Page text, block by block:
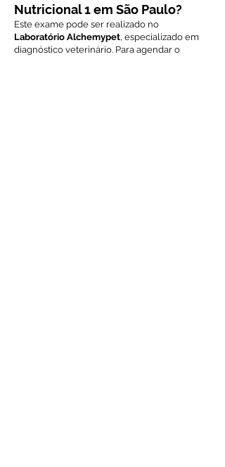
Nutricional 1 em São Paulo?
Este exame pode ser realizado no
Laboratório Alchemypet, especializado em
diagnóstico veterinário. Para agendar o